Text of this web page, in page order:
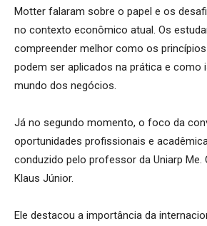
Motter falaram sobre o papel e os
no contexto econômico atual. Os
compreender melhor como os
podem ser aplicados na prática e como
mundo dos negócios.
Já no segundo momento, o foco da
oportunidades profissionais e
conduzido pelo professor da Uniarp Me.
Klaus Júnior.
Ele destacou a importância da